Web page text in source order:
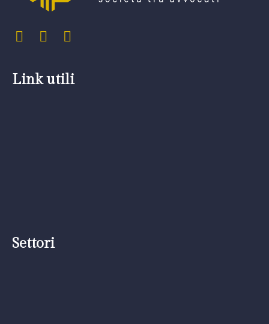
Link utili
Settori